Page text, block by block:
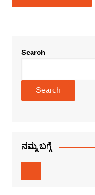
Search
Search
ನಮ್ಮ ಬಗ್ಗೆ